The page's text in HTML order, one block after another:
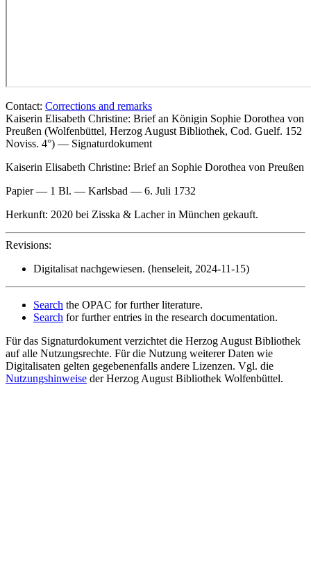
Contact: Corrections and remarks
Kaiserin Elisabeth Christine: Brief an Königin Sophie Dorothea von
Preußen (Wolfenbüttel, Herzog August Bibliothek, Cod. Guelf. 152
Noviss. 4°) — Signaturdokument
Kaiserin Elisabeth Christine: Brief an Sophie Dorothea von Preußen
Papier — 1 Bl. — Karlsbad — 6. Juli 1732
Herkunft: 2020 bei Zisska & Lacher in München gekauft.
Revisions:
Digitalisat nachgewiesen. (henseleit, 2024-11-15)
Search the OPAC for further literature.
Search for further entries in the research documentation.
Für das Signaturdokument verzichtet die Herzog August Bibliothek
auf alle Nutzungsrechte. Für die Nutzung weiterer Daten wie
Digitalisaten gelten gegebenenfalls andere Lizenzen. Vgl. die
Nutzungshinweise der Herzog August Bibliothek Wolfenbüttel.